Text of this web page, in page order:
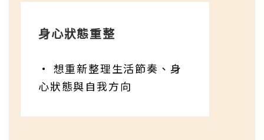
身心狀態重整
• 想重新整理生活節奏、身
心狀態與自我方向